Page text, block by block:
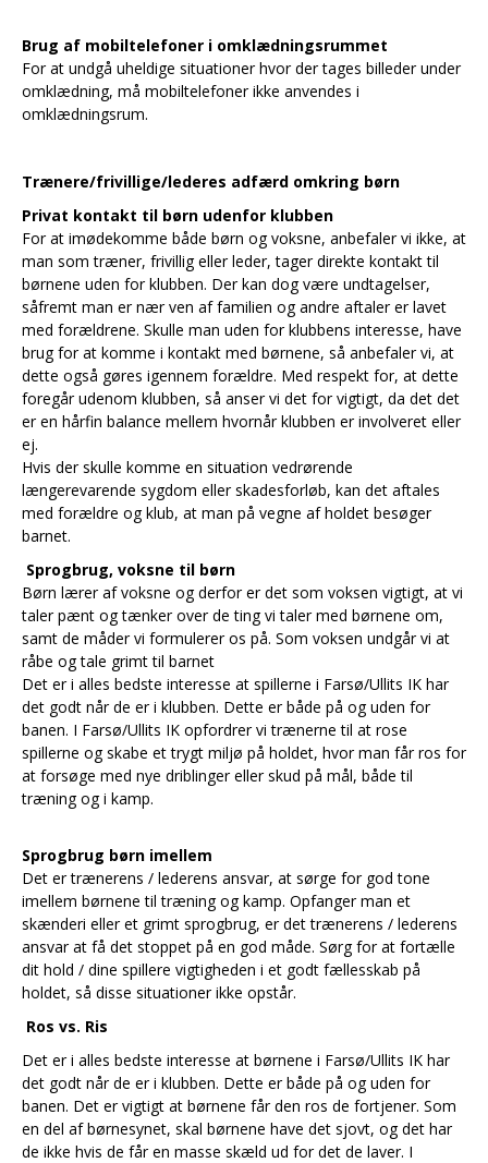
Brug af mobiltelefoner i omklædningsrummet
For at undgå uheldige situationer hvor der tages billeder under
omklædning, må mobiltelefoner ikke anvendes i
omklædningsrum.
Trænere/frivillige/lederes adfærd omkring børn
Privat kontakt til børn udenfor klubben
For at imødekomme både børn og voksne, anbefaler vi ikke, at
man som træner, frivillig eller leder, tager direkte kontakt til
børnene uden for klubben. Der kan dog være undtagelser,
såfremt man er nær ven af familien og andre aftaler er lavet
med forældrene. Skulle man uden for klubbens interesse, have
brug for at komme i kontakt med børnene, så anbefaler vi, at
dette også gøres igennem forældre. Med respekt for, at dette
foregår udenom klubben, så anser vi det for vigtigt, da det det
er en hårfin balance mellem hvornår klubben er involveret eller
ej.
Hvis der skulle komme en situation vedrørende
længerevarende sygdom eller skadesforløb, kan det aftales
med forældre og klub, at man på vegne af holdet besøger
barnet.
Sprogbrug, voksne til børn
Børn lærer af voksne og derfor er det som voksen vigtigt, at vi
taler pænt og tænker over de ting vi taler med børnene om,
samt de måder vi formulerer os på. Som voksen undgår vi at
råbe og tale grimt til barnet
Det er i alles bedste interesse at spillerne i Farsø/Ullits IK har
det godt når de er i klubben. Dette er både på og uden for
banen. I Farsø/Ullits IK opfordrer vi trænerne til at rose
spillerne og skabe et trygt miljø på holdet, hvor man får ros for
at forsøge med nye driblinger eller skud på mål, både til
træning og i kamp.
Sprogbrug børn imellem
Det er trænerens / lederens ansvar, at sørge for god tone
imellem børnene til træning og kamp. Opfanger man et
skænderi eller et grimt sprogbrug, er det trænerens / lederens
ansvar at få det stoppet på en god måde. Sørg for at fortælle
dit hold / dine spillere vigtigheden i et godt fællesskab på
holdet, så disse situationer ikke opstår.
Ros vs. Ris
Det er i alles bedste interesse at børnene i Farsø/Ullits IK har
det godt når de er i klubben. Dette er både på og uden for
banen. Det er vigtigt at børnene får den ros de fortjener. Som
en del af børnesynet, skal børnene have det sjovt, og det har
de ikke hvis de får en masse skæld ud for det de laver. I